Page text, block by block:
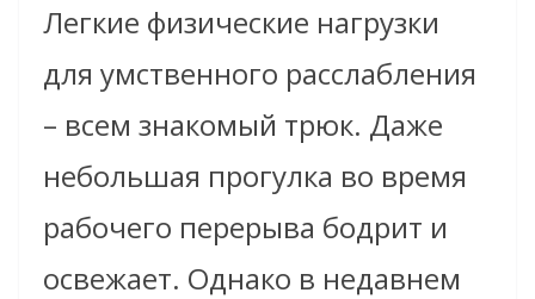
Легкие физические нагрузки
для умственного расслабления
– всем знакомый трюк. Даже
небольшая прогулка во время
рабочего перерыва бодрит и
освежает. Однако в недавнем